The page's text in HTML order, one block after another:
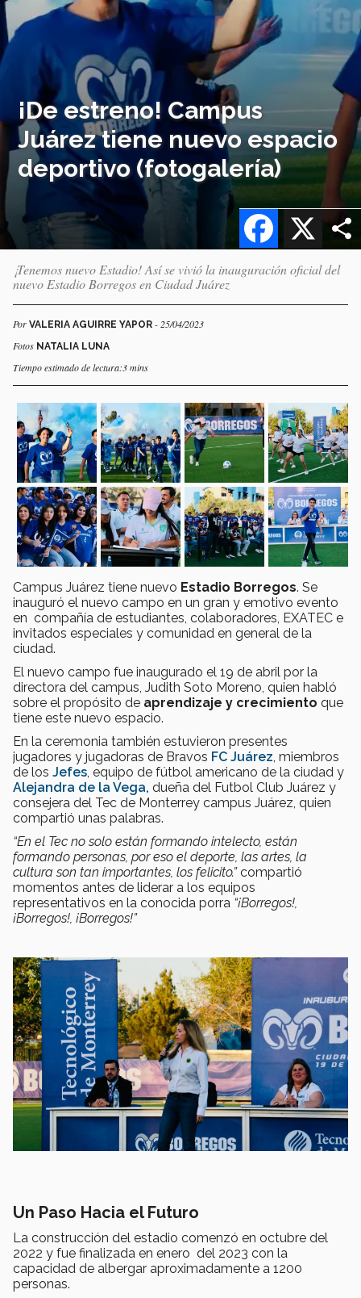
¡De estreno! Campus
Juárez tiene nuevo espacio
deportivo (fotogalería)
X
Facebook
¡Tenemos nuevo Estadio! Así se vivió la inauguración oficial del
nuevo Estadio Borregos en Ciudad Juárez
Por VALERIA AGUIRRE YAPOR - 25/04/2023
Fotos NATALIA LUNA
Tiempo estimado de lectura:3 mins
Campus Juárez tiene nuevo Estadio Borregos. Se
inauguró el nuevo campo en un gran y emotivo evento
en compañía de estudiantes, colaboradores, EXATEC e
invitados especiales y comunidad en general de la
ciudad.
El nuevo campo fue inaugurado el 19 de abril por la
directora del campus, Judith Soto Moreno, quien habló
sobre el propósito de aprendizaje y crecimiento que
tiene este nuevo espacio.
En la ceremonia también estuvieron presentes
jugadores y jugadoras de Bravos FC Juárez , miembros
de los Jefes , equipo de fútbol americano de la ciudad y
Alejandra de la Vega, dueña del Futbol Club Juárez y
consejera del Tec de Monterrey campus Juárez, quien
compartió unas palabras.
“En el Tec no solo están formando intelecto, están
formando personas, por eso el deporte, las artes, la
cultura son tan importantes, los felicito.”compartió
momentos antes de liderar a los equipos
representativos en la conocida porra “¡Borregos!,
¡Borregos!, ¡Borregos!”
Un Paso Hacia el Futuro
La construcción del estadio comenzó en octubre del
2022 y fue finalizada en enero del 2023 con la
capacidad de albergar aproximadamente a 1200
personas.